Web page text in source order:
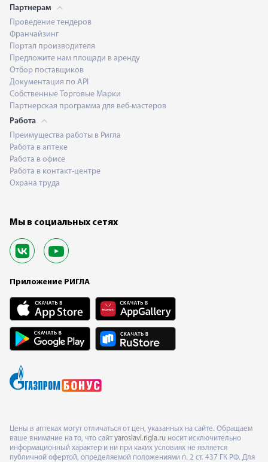
Партнерам
Проведение тендеров
Франчайзинг
Портал производителя
Предложите нам площади в аренду
Отбор поставщиков
Документация по API
Собственные Торговые Марки
Партнерская программа для веб-мастеров
Работа
Преимущества работы в Ригла
Работа в аптеке
Работа в офисе
Работа в контакт-центре
Охрана труда
Мы в социальных сетях
Приложение РИГЛА
Цены в аптеках могут отличаться от цен, указанных на сайте. Обращаем
ваше внимание на то, что сайт yaroslavl.rigla.ru носит исключительно
информационный характер и ни при каких условиях не является
публичной офертой, определяемой положениями п. 2 ст. 437 ГК РФ. Для